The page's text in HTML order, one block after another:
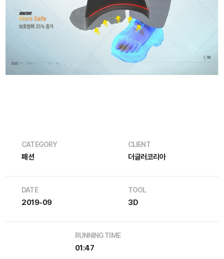
CATEGORY
패션
CLIENT
더글러코리아
DATE
2019-09
TOOL
3D
RUNNING TIME
01:47